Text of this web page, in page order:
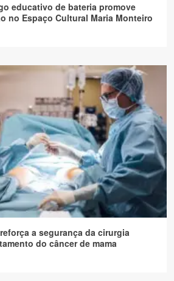
educativo de bateria promove
no Espaço Cultural Maria Monteiro
a segurança da cirurgia
do câncer de mama